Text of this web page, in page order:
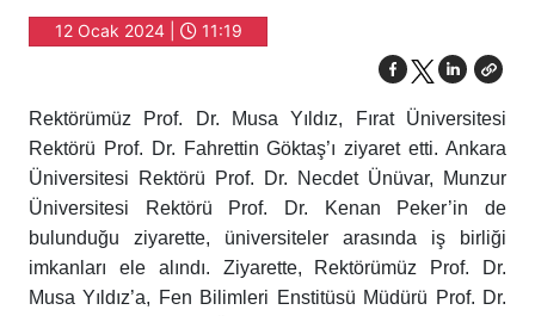
12 Ocak 2024 | 11:19
Rektörümüz Prof. Dr. Musa Yıldız, Fırat Üniversitesi
Rektörü Prof. Dr. Fahrettin Göktaş’ı ziyaret etti. Ankara
Üniversitesi Rektörü Prof. Dr. Necdet Ünüvar, Munzur
Üniversitesi Rektörü Prof. Dr. Kenan Peker’in de
bulunduğu ziyarette, üniversiteler arasında iş birliği
imkanları ele alındı. Ziyarette, Rektörümüz Prof. Dr.
Musa Yıldız’a, Fen Bilimleri Enstitüsü Müdürü Prof. Dr.